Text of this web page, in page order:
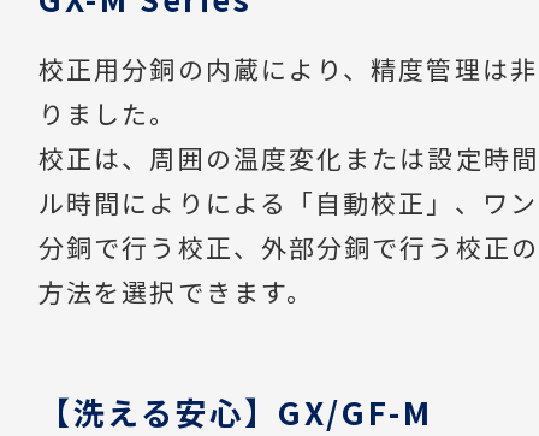
校正用分銅の内蔵により、精度管理は
りました。
校正は、周囲の温度変化または設定時
ル時間によりによる「自動校正」、ワ
分銅で行う校正、外部分銅で行う校正
方法を選択できます。
【洗える安心】GX/GF-M